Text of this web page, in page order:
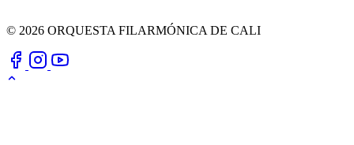
© 2026 ORQUESTA FILARMÓNICA DE CALI